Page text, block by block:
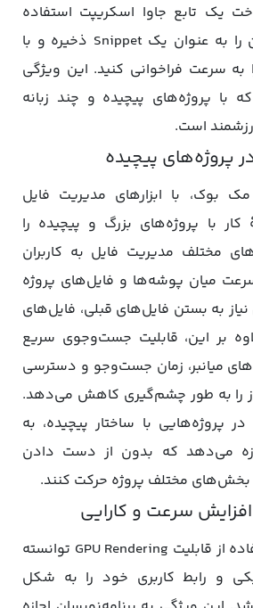
یک تابع جاوا اسکریپت استفاده
می‌کنید، می‌توانید آن را به عنوان یک Snippet ذخیره و با
به سرعت فراخوانی کنید. این ویژگی
که با پروژه‌های پیچیده و چند زبانه
است.
پروژه‌های پیچیده
مک بوک، با ابزارهای مدیریت فایل
کار با پروژه‌های بزرگ و پیچیده را
مختلف مدیریت فایل به کاربران
میان پوشه‌ها و فایل‌های پروژه
به بستن فایل‌های قبلی، فایل‌های
بر این، قابلیت جست‌وجوی سریع
میانبر، زمان جست‌وجو و دسترسی
را به طور چشم‌گیری کاهش می‌دهد.
پروژه‌هایی با ساختار پیچیده، به
می‌دهد که بدون از دست دادن
بخش‌های مختلف پروژه حرکت کنند.
Sublime Text با استفاده از قابلیت GPU Rendering توانسته
و رابط کاربری خود را به شکل